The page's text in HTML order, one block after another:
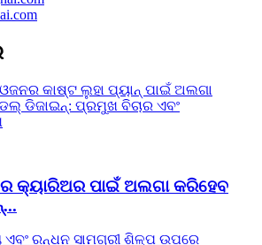
କ୍ୟାରିଅର ପାଇଁ ଅଲଗା କରିହେବ